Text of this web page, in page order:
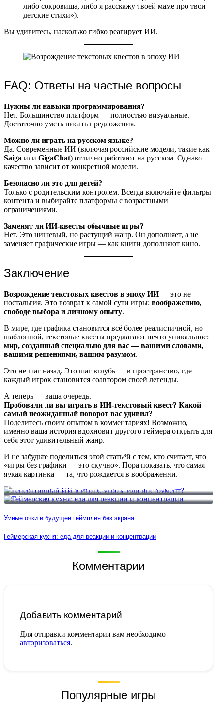
либо сокровища, либо я расскажу твоей маме про твои
детские стихи»).
Вы удивитесь, насколько гибко реагирует ИИ.
FAQ: Ответы на частые вопросы
Нужны ли навыки программирования?
Нет. Большинство платформ — полностью визуальные.
Достаточно уметь писать предложения.
Можно ли играть на русском языке?
Да. Современные ИИ (включая российские модели, такие как
Saiga или GigaChat) отлично работают на русском. Однако
качество зависит от конкретной модели.
Безопасно ли это для детей?
Только с родительским контролем. Всегда включайте фильтры
контента и выбирайте платформы с возрастными
ограничениями.
Заменят ли ИИ-квесты обычные игры?
Нет. Это нишевый, но растущий жанр. Он дополняет, а не
заменяет графические игры — как книги дополняют кино.
Заключение
Возрождение текстовых квестов в эпоху ИИ— это не
ностальгия. Это возврат к самой сути игры: воображению,
свободе выбора и личному опыту.
В мире, где графика становится всё более реалистичной, но
шаблонной, текстовые квесты предлагают нечто уникальное:
мир, созданный специально для вас — вашими словами,
вашими решениями, вашим разумом.
Это не шаг назад. Это шаг вглубь — в пространство, где
каждый игрок становится соавтором своей легенды.
А теперь — ваша очередь.
Пробовали ли вы играть в ИИ-текстовый квест? Какой
самый неожиданный поворот вас удивил?
Поделитесь своим опытом в комментариях! Возможно,
именно ваша история вдохновит другого геймера открыть для
себя этот удивительный жанр.
И не забудьте поделиться этой статьёй с тем, кто считает, что
«игры без графики — это скучно». Пора показать, что самая
яркая картинка — та, что рождается в воображении.
Генеративный ИИ в играх: угроза или инструмент?
Геймерская кухня: еда для реакции и концентрации
Умные очки и будущее геймплея без экрана
Геймерская кухня: еда для реакции и концентрации
Комментарии
Добавить комментарий
Для отправки комментария вам необходимо
авторизоваться.
Популярные игры